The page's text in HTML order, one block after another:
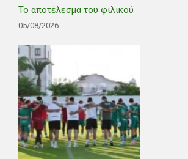
Το αποτέλεσμα του φιλικού
05/08/2026